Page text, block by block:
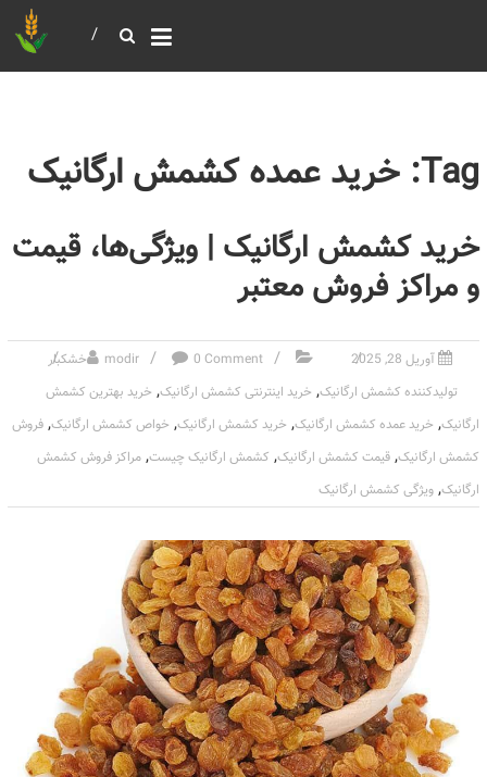
Tag: خرید عمده کشمش ارگانیک
خرید کشمش ارگانیک | ویژگی‌ها، قیمت
و مراکز فروش معتبر
آوریل 28, 2025 modir 0 Comment
خشکبار
تولیدکننده کشمش ارگانیک, خرید اینترنتی کشمش ارگانیک, خرید بهترین کشمش
ارگانیک, خرید عمده کشمش ارگانیک, خرید کشمش ارگانیک, خواص کشمش ارگانیک, فروش
کشمش ارگانیک, قیمت کشمش ارگانیک, کشمش ارگانیک چیست, مراکز فروش کشمش
ارگانیک, ویژگی کشمش ارگانیک